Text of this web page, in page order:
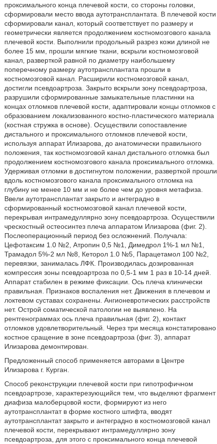
проксимального конца плечевой кости, со стороны головки,
сформировали место ввода аутотрансплантата. В плечевой кости
сформировали канал, который соответствует по размеру и
геометрически является продолжением костномозгового канала
плечевой кости. Выполнили продольный разрез кожи длиной не
более 15 мм, прошли мягкие ткани, вскрыли костномозговой
канал, разверткой равной по диаметру наибольшему
поперечному размеру аутотрансплантата прошли в
костномозговой канал. Расширили костномозговой канал,
достигли псевдоартроза. Закрыто вскрыли зону псевдоартроза,
разрушили сформированные замыкательные пластинки на
концах отломков плечевой кости, адаптировали концы отломков с
образованием локализованного костно-пластического материала
(костная стружка в основе). Осуществили сопоставление
дистального и проксимального отломков плечевой кости,
используя аппарат Илизарова, до анатомически правильного
положения, так костномозговой канал дистального отломка был
продолжением костномозгового канала проксимального отломка.
Удерживая отломки в достигнутом положении, разверткой прошли
вдоль костномозгового канала проксимального отломка на
глубину не менее 10 мм и не более чем до уровня метафиза.
Ввели аутотрансплантат закрыто и антеградно в
сформированный костномозговой канал плечевой кости,
перекрывая интрамедуллярно зону псевдоартроза. Осуществили
чрескостный остеосинтез плеча аппаратом Илизарова (фиг. 2).
Послеоперационный период без осложнений. Получала:
Цефотаксим 1.0 №2, Атропин 0,5 №1, Димедрол 1%-1 мл №1,
Трамадол 5%-2 мл №8, Кеторол 1.0 №5, Парацетамол 100 №2,
перевязки, занималась ЛФК. Производилась дозированная
компрессия зоны псевдоартроза по 0,5-1 мм 1 раз в 10-14 дней.
Аппарат стабилен в режиме фиксации. Ось плеча клинически
правильная. Признаков воспаления нет. Движения в плечевом и
локтевом суставах сохранены. Ангионевротических расстройств
нет. Острой соматической патологии не выявлено. На
рентгенограммах ось плеча правильная (фиг. 2), контакт
отломков удовлетворительный. Через три месяца констатировано
костное сращение в зоне псевдоартроза (фиг. 3), аппарат
Илизарова демонтирован.
Предложенный способ применяется авторами в Центре
Илизарова г. Курган.
Способ реконструкции плечевой кости при гипотрофичном
псевдоартрозе, характерезующийся тем, что выделяют фрагмент
диафиза малоберцовой кости, формируют из него
аутотрансплантат в форме костного штифта, вводят
аутотрансплантат закрыто и антеградно в костномозговой канал
плечевой кости, перекрывают интрамедуллярно зону
псевдоартроза, для этого с проксимального конца плечевой